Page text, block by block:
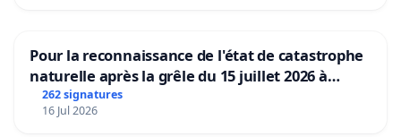
Pour la reconnaissance de l'état de catastrophe
naturelle après la grêle du 15 juillet 2026 à
Aubenas et ses alentours
262 signatures
16 Jul 2026